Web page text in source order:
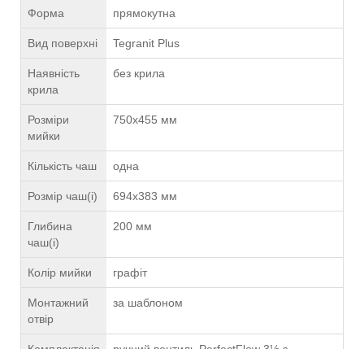
Форма прямокутна
Вид поверхні Tegranit Plus
Наявність
крила
без крила
Розміри
мийки
750x455 мм
Кількість чаш одна
Розмір чаш(і) 694x383 мм
Глибина
чаш(і)
200 мм
Колір мийки графіт
Монтажний
отвір
за шаблоном